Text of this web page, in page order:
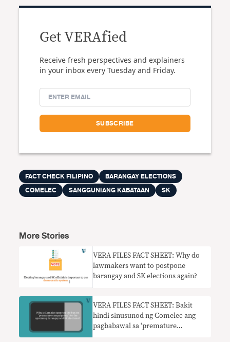
Get VERAfied
Receive fresh perspectives and explainers
in your inbox every Tuesday and Friday.
FACT CHECK FILIPINO
BARANGAY ELECTIONS
COMELEC
SANGGUNIANG KABATAAN SK
More Stories
VERA FILES FACT SHEET: Why do
lawmakers want to postpone
barangay and SK elections again?
VERA FILES FACT SHEET: Bakit
hindi sinusunod ng Comelec ang
pagbabawal sa ‘premature